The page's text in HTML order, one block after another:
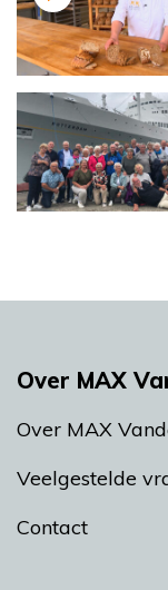
Over MAX
Over MAX
Veelgestelde
Contact